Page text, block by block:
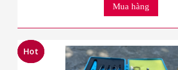
Mua hàng
Hot
Hot
Hot